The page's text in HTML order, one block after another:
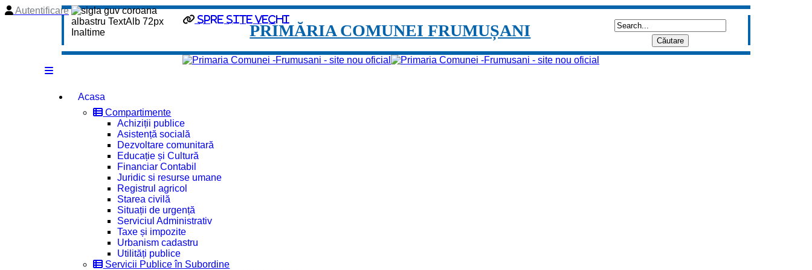
spre site vechi
Autentificare
PRIMĂRIA COMUNEI FRUMUȘANI
Acasa
Compartimente
Achiziții publice
Asistență socială
Dezvoltare comunitară
Educație și Cultură
Financiar Contabil
Juridic si resurse umane
Registrul agricol
Starea civilă
Situații de urgență
Serviciul Administrativ
Taxe și impozite
Urbanism cadastru
Utilități publice
Servicii Publice în Subordine